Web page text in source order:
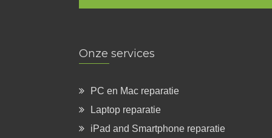
Onze services
PC en Mac reparatie
Laptop reparatie
iPad and Smartphone reparatie